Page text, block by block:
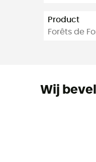
Product
Forêts de
Wij